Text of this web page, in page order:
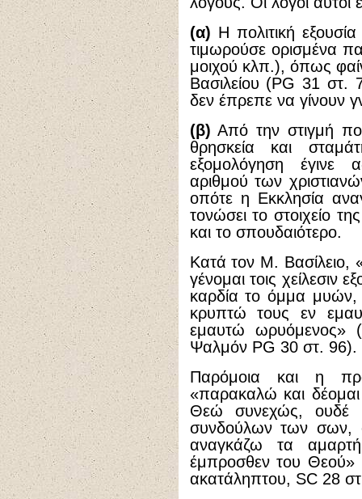
(α) Η πολιτική
τιμωρούσε ορισμένα
μοιχού κλπ.), όπως
Βασιλείου (PG 31 στ.
δεν έπρεπε να γίνουν
(β) Από την στιγμή
θρησκεία και
εξομολόγηση έγινε
αριθμού των
οπότε η Εκκλησία
τονώσει το στοιχείο
και το σπουδαιότερο.
Κατά τον Μ. Βασίλειο,
γένομαι τοις χείλεσιν
καρδία το όμμα
κρυπτώ τους εν
εμαυτώ ωρυόμενος»
Ψαλμόν PG 30 στ. 96).
Παρόμοια και η
«παρακαλώ και δέομαι
Θεώ συνεχώς, ουδέ
συνδούλων των σων,
αναγκάζω τα
έμπροσθεν του Θεού»
ακατάληπτου, SC 28